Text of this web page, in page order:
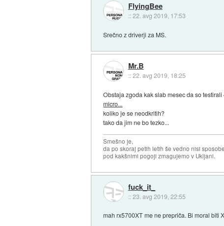
FlyingBee
::22. avg 2019, 17:53
Srečno z driverji za MS.
Mr.B
::22. avg 2019, 18:25
Obstaja zgoda kak slab mesec da so
micro...
koliko je se neodkritih?
tako da jim ne bo tezko...
Smešno je,
da po skoraj petih letih še vedno nisi
pod kakšnimi pogoji zmagujemo v Ukljani.
fuck_it_
::23. avg 2019, 22:55
mah rx5700XT me ne prepriča. Bi moral biti